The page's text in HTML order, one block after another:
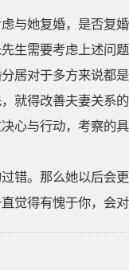
与她复婚，是否复
生需要考虑上述问
居对于多方来说都
就得改善夫妻关系
心与行动，考察的
错。那么她以后会
觉得有愧于你，会